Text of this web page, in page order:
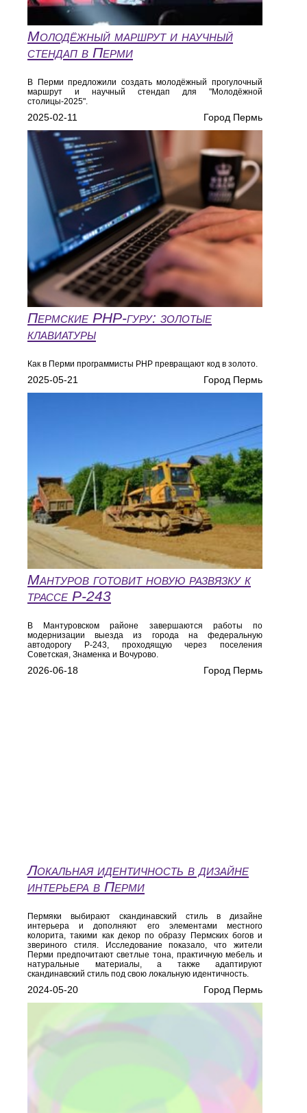
Молодёжный маршрут и научный
стендап в Перми
В Перми предложили создать молодёжный прогулочный
маршрут и научный стендап для "Молодёжной
столицы-2025".
2025-02-11 Город Пермь
Пермские PHP-гуру: золотые
клавиатуры
Как в Перми программисты PHP превращают код в золото.
2025-05-21 Город Пермь
Мантуров готовит новую развязку к
трассе Р‑243
В Мантуровском районе завершаются работы по
модернизации выезда из города на федеральную
автодорогу Р‑243, проходящую через поселения
Советская, Знаменка и Вочурово.
2026-06-18 Город Пермь
Локальная идентичность в дизайне
интерьера в Перми
Пермяки выбирают скандинавский стиль в дизайне
интерьера и дополняют его элементами местного
колорита, такими как декор по образу Пермских богов и
звериного стиля. Исследование показало, что жители
Перми предпочитают светлые тона, практичную мебель и
натуральные материалы, а также адаптируют
скандинавский стиль под свою локальную идентичность.
2024-05-20 Город Пермь